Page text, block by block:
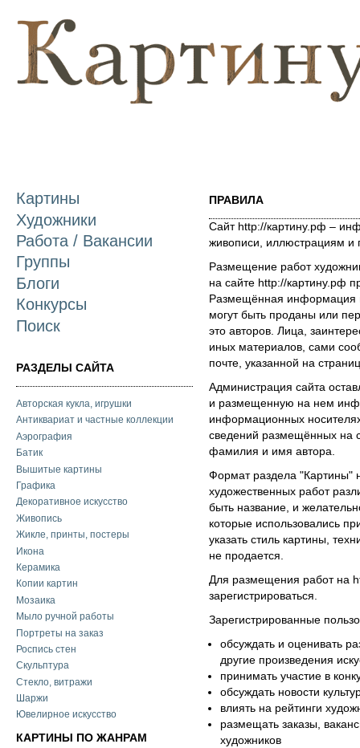
Картины
Художники
Работа / Вакансии
Группы
Блоги
Конкурсы
Поиск
РАЗДЕЛЫ САЙТА
Авторская кукла, игрушки
Антиквариат и частные коллекции
Аэрография
Батик
Вышитые картины
Графика
Декоративное искусство
Живопись
Жикле, принты, постеры
Икона
Керамика
Копии картин
Мозаика
Мыло ручной работы
Портреты на заказ
Роспись стен
Скульптура
Стекло, витражи
Шаржи
Ювелирное искусство
КАРТИНЫ ПО ЖАНРАМ
ПРАВИЛА
Сайт http://картину.рф –
живописи, иллюстрациям и
Размещение работ
на сайте http://картину.рф
Размещённая информация
могут быть проданы или
это авторов. Лица,
иных материалов, сами
почте, указанной на
Администрация сайта
и размещенную на нем
информационных
сведений размещённых на
фамилия и имя автора.
Формат раздела "Картины"
художественных работ
быть название, и
которые использовались
указать стиль картины,
не продается.
Для размещения работ на
зарегистрироваться.
Зарегистрированные
обсуждать и оценивать
другие произведения
принимать участие в
обсуждать новости
влиять на рейтинги
размещать заказы,
художников